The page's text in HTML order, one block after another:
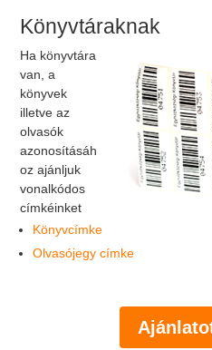
Könyvtáraknak
Ha könyvtára
van, a
könyvek
illetve az
olvasók
azonosításáh
oz ajánljuk
vonalkódos
címkéinket
Könyvcímke
Olvasójegy címke